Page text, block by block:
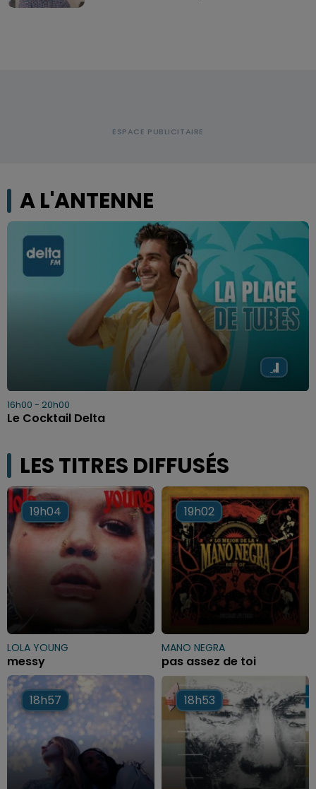
A L'ANTENNE
16h00 - 20h00
Le Cocktail Delta
LES TITRES DIFFUSÉS
19h04
19h04
LOLA YOUNG
messy
19h02
19h02
MANO NEGRA
pas assez de toi
18h57
18h57 18h53
18h53